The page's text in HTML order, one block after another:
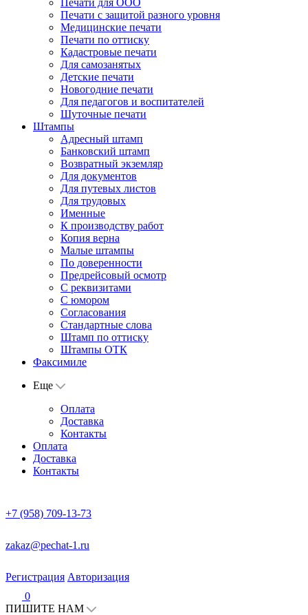
Печати для ООО
Печати с защитой разного уровня
Медицинские печати
Печати по оттиску
Кадастровые печати
Для самозанятых
Детские печати
Новогодние печати
Для педагогов и воспитателей
Шуточные печати
Штампы
Адресный штамп
Банковский штамп
Возвратный экземляр
Для документов
Для путевых листов
Для трудовых
Именные
К производству работ
Копия верна
Малые штампы
По доверенности
Предрейсовый осмотр
С реквизитами
С юмором
Согласования
Стандартные слова
Штамп по оттиску
Штампы ОТК
Факсимиле
Еще
Оплата
Доставка
Контакты
Оплата
Доставка
Контакты
+7 (958) 709-13-73
zakaz@pechat-1.ru
Регистрация Авторизация
0
ПИШИТЕ НАМ